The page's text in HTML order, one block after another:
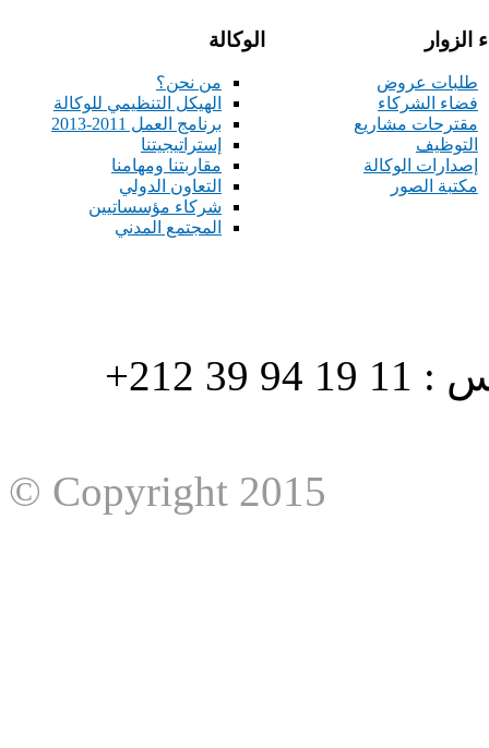
الوكالة
من نحن؟
الهيكل التنظيمي للوكالة
برنامج العمل 2011-2013
إستراتيجيتنا
مقاربتنا ومهامنا
التعاون الدولي
شركاء مؤسساتيين
المجتمع المدني
الزوار
طلبات عروض
فضاء الشركاء
مقترحات مشاريع
التوظيف
إصدارات الوكالة
مكتبة الصور
هاتف : 90/88 32 94 39 212+ فاكس : 11 19 94 39 212+
© Copyright 2015